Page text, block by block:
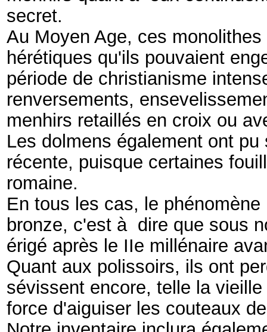
secret.
Au Moyen Age, ces
hérétiques qu'ils pouvaient
période de christianisme
renversements,
menhirs retaillés en croix ou
Les dolmens également ont
récente, puisque certaines
romaine.
En tous les cas, le
bronze, c'est à dire que sous
érigé après le IIe millénaire
Quant aux polissoirs, ils ont
sévissent encore, telle la
force d'aiguiser les couteaux